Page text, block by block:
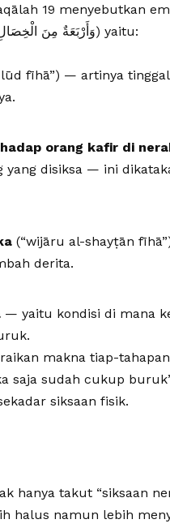
19 menyebutkan
daripada neraka” (وَأَرْبَعَةٌ مِنَ الْخِصَالِ فِي النَّارِ شَرٌّ مِنَ النَّارِ) yaitu:
fīhā”) — artinya
orang kafir di
yang disiksa — ini
(“wijāru al-shayṭān
derita.
— yaitu kondisi di mana
makna tiap-
saja sudah cukup
siksaan fisik.
hanya takut “siksaan
halus namun lebih